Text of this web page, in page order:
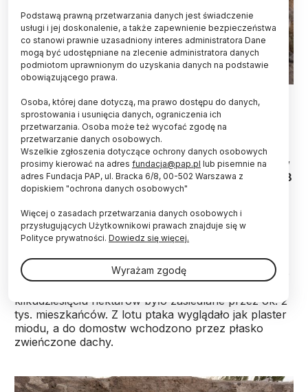
Dużą budowlę wykonaną z cegieł mułowych, w
której spotykali się mieszkańcy jednego z
najstarszych miast świata, odkryli polscy
archeolodzy w Çatalhöyük w centralnej Anatolii w
Turcji. Powstała pod koniec jego istnienia, ponad 8
tys. lat temu.
Çatalhöyük, stanowisko archeologiczne położone w
centralnej Turcji, było zamieszkiwane nieprzerwanie
przez niemal 1200 lat - pomiędzy 7100 a 5950
rokiem p.n.e. Szacuje się, że w okresie największego
kilkudziesięciu hektarów było zasiedlane przez ok. 2
tys. mieszkańców. Z lotu ptaka wyglądało jak plaster
miodu, a do domostw wchodzono przez płasko
zwieńczone dachy.
Podstawą prawną przetwarzania danych jest świadczenie
usługi i jej doskonalenie, a także zapewnienie bezpieczeństwa
co stanowi prawnie uzasadniony interes administratora Dane
mogą być udostępniane na zlecenie administratora danych
podmiotom uprawnionym do uzyskania danych na podstawie
obowiązującego prawa.
Osoba, której dane dotyczą, ma prawo dostępu do danych,
sprostowania i usunięcia danych, ograniczenia ich
przetwarzania. Osoba może też wycofać zgodę na
przetwarzanie danych osobowych.
Wszelkie zgłoszenia dotyczące ochrony danych osobowych
prosimy kierować na adres fundacja@pap.pl lub pisemnie na
adres Fundacja PAP, ul. Bracka 6/8, 00-502 Warszawa z
dopiskiem "ochrona danych osobowych"
Więcej o zasadach przetwarzania danych osobowych i
przysługujących Użytkownikowi prawach znajduje się w
Polityce prywatności. Dowiedz się więcej.
Wyrażam zgodę